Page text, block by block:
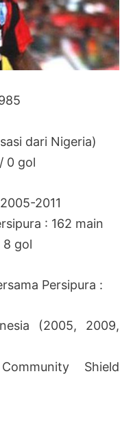
dari Nigeria)
0 gol
2011
: 162 main
8 gol
Persipura :
(2005, 2009,
Shield